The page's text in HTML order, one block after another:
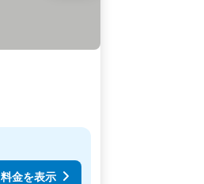
料金を表示